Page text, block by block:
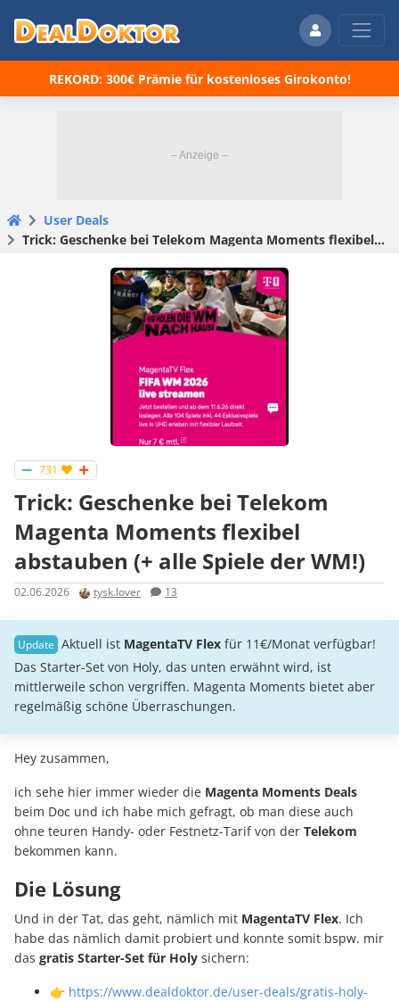
REKORD: 300€ Prämie für kostenloses Girokonto!
User Deals
Trick: Geschenke bei Telekom Magenta Moments flexibel abstauben (+ alle Spiele der WM!)
731
Trick: Geschenke bei Telekom
Magenta Moments flexibel
abstauben (+ alle Spiele der WM!)
02.06.2026 tysk.lover 13
Aktuell ist MagentaTV Flex für 11€/Monat verfügbar!
Das Starter-Set von Holy, das unten erwähnt wird, ist
mittlerweile schon vergriffen. Magenta Moments bietet aber
regelmäßig schöne Überraschungen.
Hey zusammen,
ich sehe hier immer wieder die Magenta Moments Deals
beim Doc und ich habe mich gefragt, ob man diese auch
ohne teuren Handy- oder Festnetz-Tarif von der Telekom
bekommen kann.
Die Lösung
Und in der Tat, das geht, nämlich mit MagentaTV Flex. Ich
habe das nämlich damit probiert und konnte somit bspw. mir
das gratis Starter-Set für Holy sichern:
👉 https://www.dealdoktor.de/user-deals/gratis-holy-